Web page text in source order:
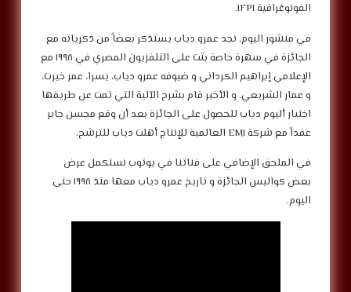
الفونوغرافية IFPI.
في منشور اليوم، نجد عمرو دياب يستذكر بعضاً من ذكرياته مع
الجائزة في سهرة خاصة بثت على التلفزيون المصري في ١٩٩٨ مع
الإعلامي إبراهيم الكرداني و ضيوفه عمرو دياب، يسرا، عمر خيرت،
و عمار الشريعي. و الأخير قام بشرح الآلية التي تمت عن طريقها
اختيار ألبوم دياب للحصول على الجائزة بعد أن وقع محسن جابر
عقداً مع شركة EMI العالمية للإنتاج أهلت دياب للترشح.
في الملحق الإضافي على قناتنا في يوتوب نستكمل عرض
بعض كواليس الجائزة و تاريخ عمرو دياب معها منذ ١٩٩٨ حتى
اليوم.